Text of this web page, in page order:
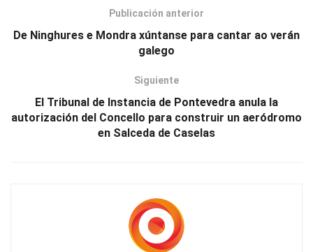
Publicación anterior
De Ninghures e Mondra xúntanse para cantar ao verán
galego
Siguiente
El Tribunal de Instancia de Pontevedra anula la
autorización del Concello para construir un aeródromo
en Salceda de Caselas